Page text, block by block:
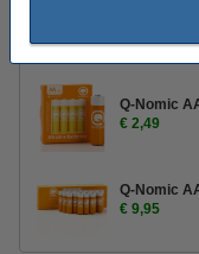
€ 10,95 €
Q-Nomic
€ 2,49
Q-Nomic
€ 9,95